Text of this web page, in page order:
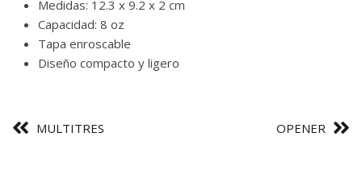
Medidas: 12.3 x 9.2 x 2 cm
Capacidad: 8 oz
Tapa enroscable
Diseño compacto y ligero
MULTITRES OPENER